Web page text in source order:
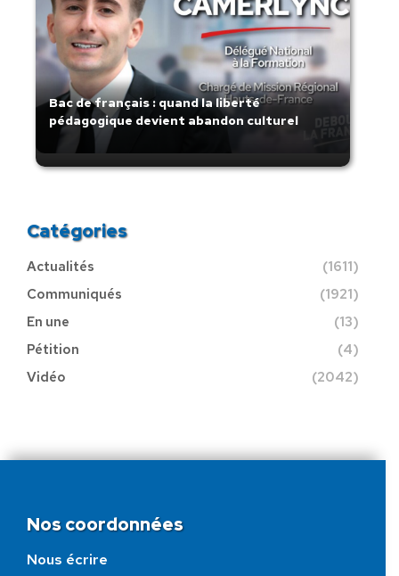
Bac de français : quand la liberté
pédagogique devient abandon culturel
Catégories
Actualités
(1611)
Communiqués
(1921)
En une
(13)
Pétition
(4)
Vidéo
(2042)
Nos coordonnées
Nous écrire